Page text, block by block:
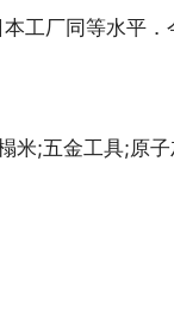
工厂同等水平
米;五金工具;原